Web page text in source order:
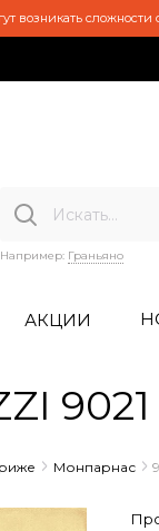
возникать
Например: Граньяно
АКЦИИ
Монпарнас